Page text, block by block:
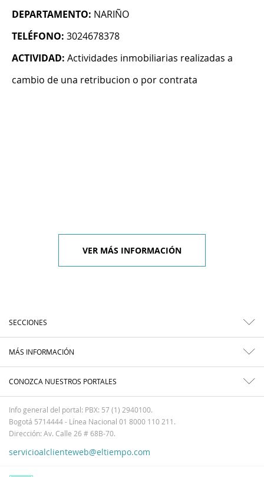
DEPARTAMENTO: NARIÑO
TELÉFONO: 3024678378
ACTIVIDAD: Actividades inmobiliarias realizadas a
cambio de una retribucion o por contrata
VER MÁS INFORMACIÓN
SECCIONES
MÁS INFORMACIÓN
CONOZCA NUESTROS PORTALES
Info general del portal: PBX: 57 (1) 2940100.
Bogotá 5714444 - Línea Nacional 01 8000 110 211.
Dirección: Av. Calle 26 # 68B-70.
servicioalclienteweb@eltiempo.com